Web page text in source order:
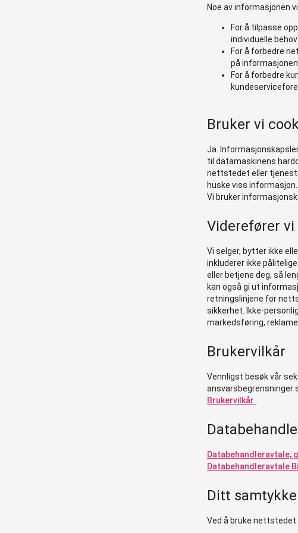
Noe av informasjonen
For å tilpasse
individuelle
For å forbedre
på
For å forbedre
Bruker vi
Ja.
til datamaskinens
nettstedet eller
huske viss informasjon.
Vi bruker
Viderefører
Vi selger, bytter ikke
inkluderer ikke
eller betjene deg, så
kan også gi ut
retningslinjene for
sikkerhet. Ikke-
markedsføring, reklame
Brukervilkår
Vennligst besøk vår
ansvarsbegrensninger
Brukervilkår
Databehandleravtale,
Databehandleravtale
Ditt samtykke
Ved å bruke nettstedet